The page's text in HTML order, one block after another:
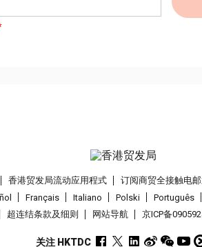
香港贸发局流动应用程式 订阅商贸全接触电
Français Italiano Polski Português
超连结条款及细则 网站导航 京ICP备
关注 HKTDC